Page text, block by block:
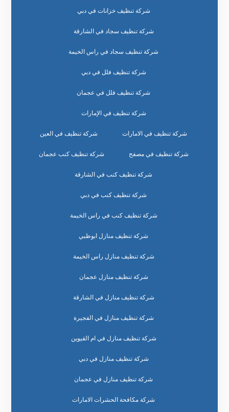
شركة تنظيف خزانات في دبي
شركة تنظيف سجاد في الشارقة
شركة تنظيف سجاد في راس الخيمة
شركة تنظيف فلل في دبي
شركة تنظيف فلل في عجمان
شركة تنظيف في الإمارات
شركة تنظيف في الامارات شركة تنظيف في العين
شركة تنظيف في مصفح شركة تنظيف كنب عجمان
شركة تنظيف كنب في الشارقة
شركة تنظيف كنب في دبي
شركة تنظيف كنب في راس الخيمة
شركة تنظيف منازل ابوظبي
شركة تنظيف منازل راس الخيمة
شركة تنظيف منازل عجمان
شركة تنظيف منازل في الشارقة
شركة تنظيف منازل في الفجيرة
شركة تنظيف منازل في ام القيوين
شركة تنظيف منازل في دبي
شركة تنظيف منازل في عجمان
شركة مكافحة الحشرات الامارات